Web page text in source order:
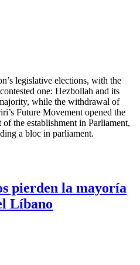
legislative elections, with the
one: Hezbollah and its
while the withdrawal of
Future Movement opened the
the establishment in Parliament,
a bloc in parliament.
pierden la mayoría
Líbano